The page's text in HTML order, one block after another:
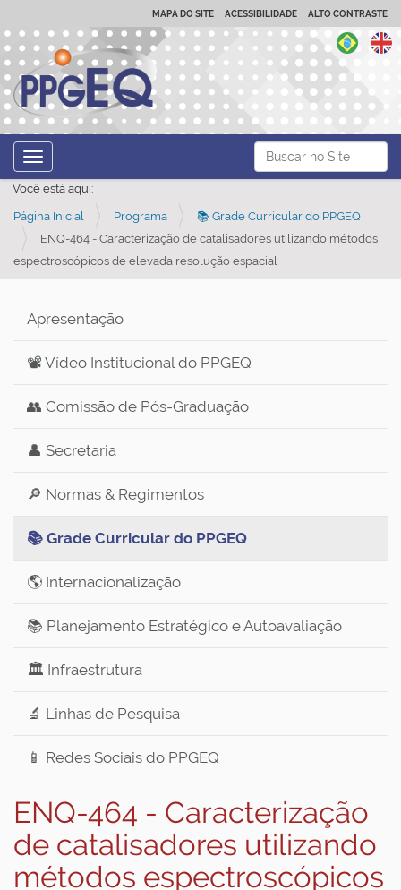
Busca
Busca Avançada…
MAPA DO SITE ACESSIBILIDADE ALTO CONTRASTE
Toggle navigation
Você está aqui:
Página Inicial Programa
📚 Grade Curricular do PPGEQ
ENQ-464 - Caracterização de catalisadores utilizando métodos
espectroscópicos de elevada resolução espacial
Apresentação
📽️ Vídeo Institucional do PPGEQ
👥 Comissão de Pós-Graduação
👤 Secretaria
🔎 Normas & Regimentos
📚 Grade Curricular do PPGEQ
🌎 Internacionalização
📚 Planejamento Estratégico e Autoavaliação
🏛️ Infraestrutura
🔬 Linhas de Pesquisa
📱 Redes Sociais do PPGEQ
ENQ-464 - Caracterização
de catalisadores utilizando
métodos espectroscópicos